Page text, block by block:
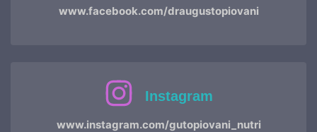
www.facebook.com/draugustopiovani
Instagram
www.instagram.com/gutopiovani_nutri